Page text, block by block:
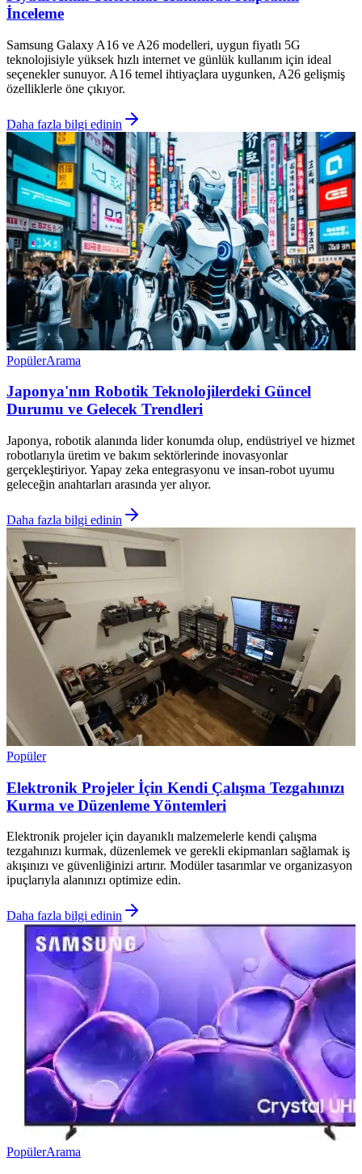
İnceleme
Samsung Galaxy A16 ve A26 modelleri, uygun fiyatlı 5G
teknolojisiyle yüksek hızlı internet ve günlük kullanım için ideal
seçenekler sunuyor. A16 temel ihtiyaçlara uygunken, A26 gelişmiş
özelliklerle öne çıkıyor.
Daha fazla bilgi edinin
PopülerArama
Japonya'nın Robotik Teknolojilerdeki Güncel
Durumu ve Gelecek Trendleri
Japonya, robotik alanında lider konumda olup, endüstriyel ve hizmet
robotlarıyla üretim ve bakım sektörlerinde inovasyonlar
gerçekleştiriyor. Yapay zeka entegrasyonu ve insan-robot uyumu
geleceğin anahtarları arasında yer alıyor.
Daha fazla bilgi edinin
Popüler
Elektronik Projeler İçin Kendi Çalışma Tezgahınızı
Kurma ve Düzenleme Yöntemleri
Elektronik projeler için dayanıklı malzemelerle kendi çalışma
tezgahınızı kurmak, düzenlemek ve gerekli ekipmanları sağlamak iş
akışınızı ve güvenliğinizi artırır. Modüler tasarımlar ve organizasyon
ipuçlarıyla alanınızı optimize edin.
Daha fazla bilgi edinin
PopülerArama